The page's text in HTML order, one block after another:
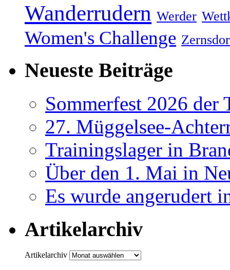
Wanderrudern Werder
Women's Challenge
Neueste Beiträge
Sommerfest 2026 der
27. Müggelsee-
Trainingslager in
Über den 1. Mai in
Es wurde angerudert
Artikelarchiv
Artikelarchiv